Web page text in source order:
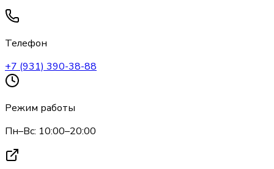
Телефон
+7 (931) 390-38-88
Режим работы
Пн–Вс: 10:00–20:00